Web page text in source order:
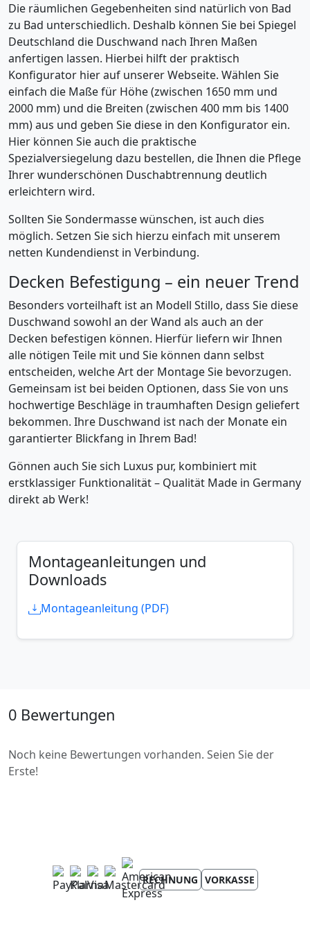
Die räumlichen Gegebenheiten sind natürlich von Bad
zu Bad unterschiedlich. Deshalb können Sie bei Spiegel
Deutschland die Duschwand nach Ihren Maßen
anfertigen lassen. Hierbei hilft der praktisch
Konfigurator hier auf unserer Webseite. Wählen Sie
einfach die Maße für Höhe (zwischen 1650 mm und
2000 mm) und die Breiten (zwischen 400 mm bis 1400
mm) aus und geben Sie diese in den Konfigurator ein.
Hier können Sie auch die praktische
Spezialversiegelung dazu bestellen, die Ihnen die Pflege
Ihrer wunderschönen Duschabtrennung deutlich
erleichtern wird.
Sollten Sie Sondermasse wünschen, ist auch dies
möglich. Setzen Sie sich hierzu einfach mit unserem
netten Kundendienst in Verbindung.
Decken Befestigung – ein neuer Trend
Besonders vorteilhaft ist an Modell Stillo, dass Sie diese
Duschwand sowohl an der Wand als auch an der
Decken befestigen können. Hierfür liefern wir Ihnen
alle nötigen Teile mit und Sie können dann selbst
entscheiden, welche Art der Montage Sie bevorzugen.
Gemeinsam ist bei beiden Optionen, dass Sie von uns
hochwertige Beschläge in traumhaften Design geliefert
bekommen. Ihre Duschwand ist nach der Monate ein
garantierter Blickfang in Ihrem Bad!
Gönnen auch Sie sich Luxus pur, kombiniert mit
erstklassiger Funktionalität – Qualität Made in Germany
direkt ab Werk!
Montageanleitungen und
Downloads
Montageanleitung (PDF)
0 Bewertungen
Noch keine Bewertungen vorhanden. Seien Sie der
Erste!
RECHNUNG VORKASSE